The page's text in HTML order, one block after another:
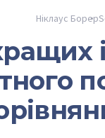
Ніклаус Борер